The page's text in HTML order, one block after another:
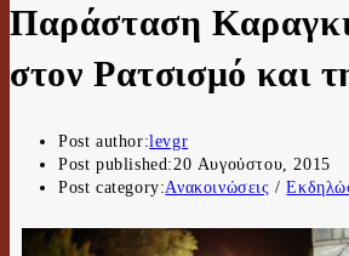
Παράσταση
στον Ρατσισμό και
Post author:levgr
Post published: 20 Αυγούστου, 2015
Post category:Ανακοινώσεις /